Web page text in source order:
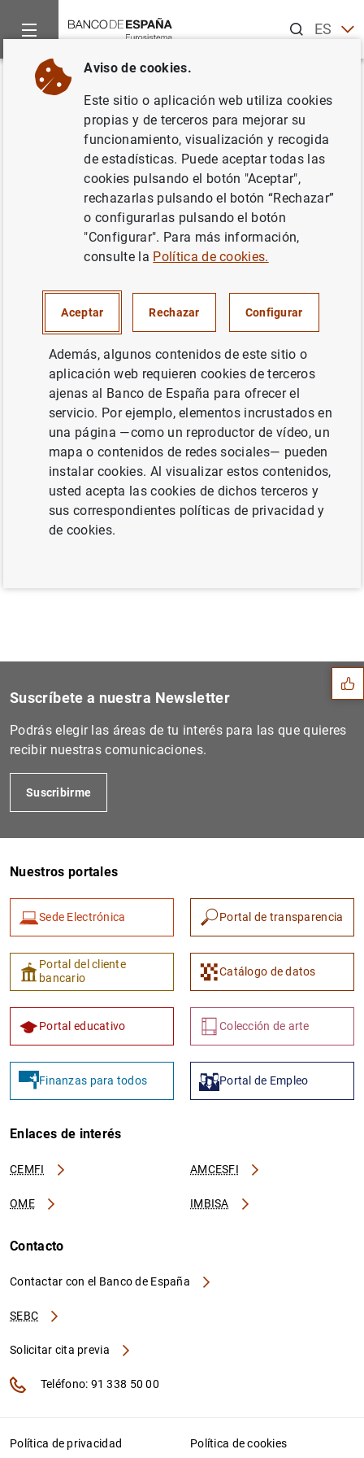
ESEN
Inicio Noticias y eventos
Volver
El BCE anuncia una nueva serie
de operaciones de financiación
a plazo más largo con objetivo
específico (TLTRO II)
operaciones de financiación a plazo más
largo con objetivo específico (TLTRO II) (58
KB )
Siguiente
Estado financiero consolida...
Sugerencias
1 2
Suscríbete a nuestra Newsletter
Podrás elegir las áreas de tu interés para las que quieres
recibir nuestras comunicaciones.
Suscribirme
Nuestros portales
Sede Electrónica Portal de transparencia
Portal del cliente
bancario
Catálogo de datos
Portal educativo Colección de arte
Finanzas para todos Portal de Empleo
Enlaces de interés
CEMFI AMCESFI
OME IMBISA
Contacto
Contactar con el Banco de España
SEBC
Solicitar cita previa
Teléfono: 91 338 50 00
Política de privacidad Política de cookies
Aviso de cookies.
Este sitio o aplicación web utiliza cookies
propias y de terceros para mejorar su
funcionamiento, visualización y recogida
de estadísticas. Puede aceptar todas las
cookies pulsando el botón "Aceptar",
rechazarlas pulsando el botón “Rechazar”
o configurarlas pulsando el botón
"Configurar". Para más información,
consulte la Política de cookies.
Aceptar Rechazar Configurar
Además, algunos contenidos de este sitio o
aplicación web requieren cookies de terceros
ajenas al Banco de España para ofrecer el
servicio. Por ejemplo, elementos incrustados en
una página —como un reproductor de vídeo, un
mapa o contenidos de redes sociales— pueden
instalar cookies. Al visualizar estos contenidos,
usted acepta las cookies de dichos terceros y
sus correspondientes políticas de privacidad y
de cookies.